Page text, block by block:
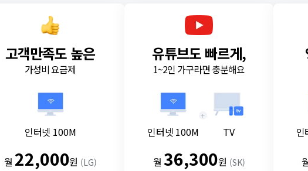
고객만족도 높은
가성비 요금제
인터넷 100M
월 22,000원 (LG)
유튜브도 빠르게,
1~2인 가구라면 충분해요
인터넷 100M
+
TV
월36,300원 (SK)
인